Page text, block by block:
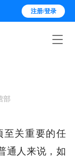
注册/登录

部
至关重要的任
通人来说，如